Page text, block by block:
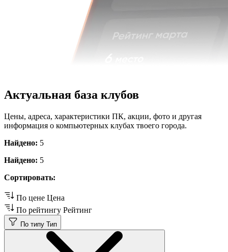
Актуальная база клубов
Цены, адреса, характеристики ПК, акции, фото и другая
информация о компьютерных клубах твоего города.
Найдено: 5
Найдено: 5
Сортировать:
По цене Цена
По рейтингу Рейтинг
По типу Тип